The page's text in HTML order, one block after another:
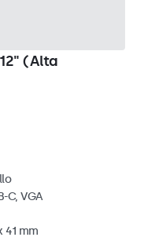
(Alta
C, VGA
41 mm